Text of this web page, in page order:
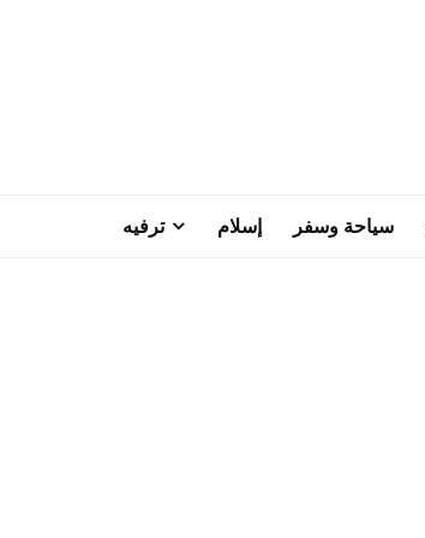
سياحة وسفر إسلام ترفيه